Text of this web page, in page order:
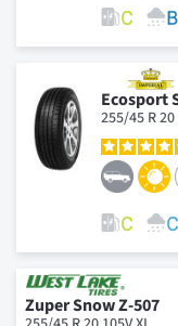
Ecosport
255/45 R 20
Zuper Snow Z-507